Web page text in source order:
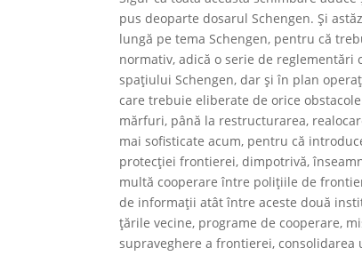
pus deoparte dosarul Schengen. Și
lungă pe tema Schengen, pentru că
normativ, adică o serie de
spațiului Schengen, dar și în plan
care trebuie eliberate de orice
mărfuri, până la restructurarea,
mai sofisticate acum, pentru că
protecției frontierei, dimpotrivă,
multă cooperare între polițiile de
de informații atât între aceste două
țările vecine, programe de cooperare,
supraveghere a frontierei,